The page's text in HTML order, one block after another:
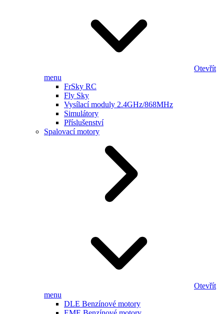
Otevřít
menu
FrSky RC
Fly Sky
Vysílací moduly 2.4GHz/868MHz
Simulátory
Příslušenství
Spalovací motory
Otevřít
menu
DLE Benzínové motory